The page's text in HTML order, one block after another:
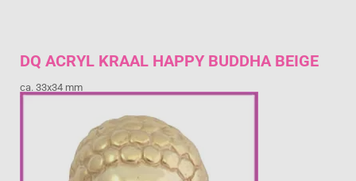
DQ ACRYL KRAAL HAPPY BUDDHA BEIGE
ca. 33x34 mm
Prijs per stuk